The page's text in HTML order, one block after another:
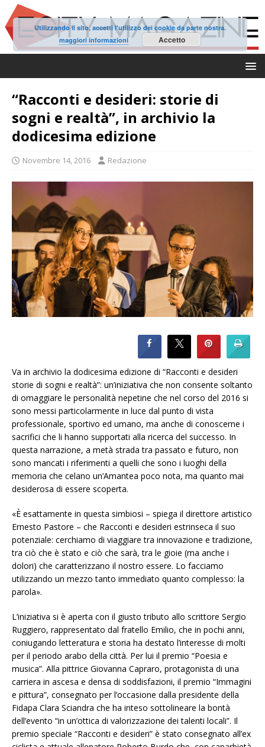
“Racconti e desideri: storie di
sogni e realtà”, in archivio la
dodicesima edizione
Novembre 14, 2016 Redazione
Va in archivio la dodicesima edizione di “Racconti e desideri
storie di sogni e realtà”: un’iniziativa che non consente soltanto
di omaggiare le personalità nepetine che nel corso del 2016 si
sono messi particolarmente in luce dal punto di vista
professionale, sportivo ed umano, ma anche di conoscerne i
sacrifici che li hanno supportati alla ricerca del successo. In
questa narrazione, a metà strada tra passato e futuro, non
sono mancati i riferimenti a quelli che sono i luoghi della
memoria che celano un’Amantea poco nota, ma quanto mai
desiderosa di essere scoperta.
«È esattamente in questa simbiosi – spiega il direttore artistico
Ernesto Pastore – che Racconti e desideri estrinseca il suo
potenziale: cerchiamo di viaggiare tra innovazione e tradizione,
tra ciò che è stato e ciò che sarà, tra le gioie (ma anche i
dolori) che caratterizzano il nostro essere. Lo facciamo
utilizzando un mezzo tanto immediato quanto complesso: la
parola».
L’iniziativa si è aperta con il giusto tributo allo scrittore Sergio
Ruggiero, rappresentato dal fratello Emilio, che in pochi anni,
coniugando letteratura e storia ha destato l’interesse di molti
per il periodo arabo della città. Per lui il premio “Poesia e
musica”. Alla pittrice Giovanna Capraro, protagonista di una
carriera in ascesa e densa di soddisfazioni, il premio “Immagini
e pittura”, consegnato per l’occasione dalla presidente della
Fidapa Clara Sciandra che ha inteso sottolineare la bontà
dell’evento “in un’ottica di valorizzazione dei talenti locali”. Il
premio speciale “Racconti e desideri” è stato consegnato all’ex
Utilizzando il sito, accetti l'utilizzo dei cookie da parte nostra.
maggiori informazioni
Accetto